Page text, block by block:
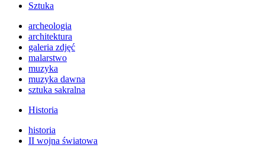
Sztuka
archeologia
architektura
galeria zdjęć
malarstwo
muzyka
muzyka dawna
sztuka sakralna
Historia
historia
II wojna światowa